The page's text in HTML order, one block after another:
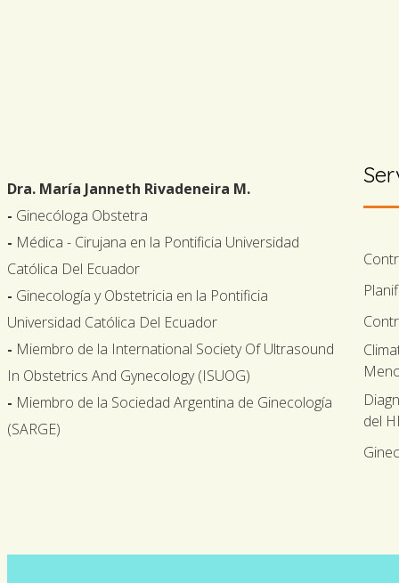
Dra. María Janneth Rivadeneira M.
- Ginecóloga Obstetra
- Médica - Cirujana en la Pontificia Universidad
Católica Del Ecuador
- Ginecología y Obstetricia en la Pontificia
Universidad Católica Del Ecuador
- Miembro de la International Society Of Ultrasound
In Obstetrics And Gynecology (ISUOG)
- Miembro de la Sociedad Argentina de Ginecología
(SARGE)
del